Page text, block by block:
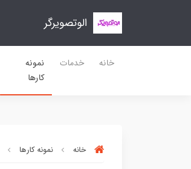
الوتصویرگر
خانه خدمات
نمونه
کارها
خانه نمونه کارها